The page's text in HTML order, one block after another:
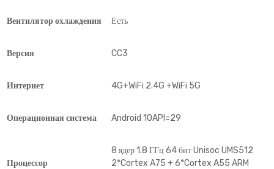
Вентилятор охлаждения Есть
Версия CC3
Интернет 4G+WiFi 2.4G +WiFi 5G
Операционная система Android 10API=29
Процессор
8 ядер 1.8 ГГц 64 бит Unisoc UMS512
2*Cortex A75 + 6*Cortex A55 ARM